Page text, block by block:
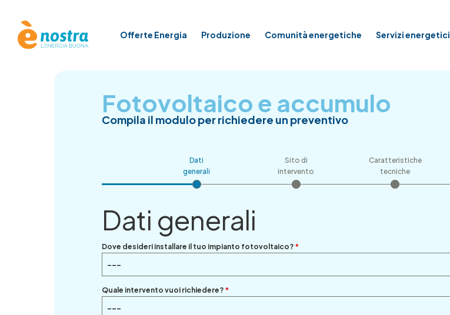
Offerte Energia Produzione Comunità energetiche Servizi energetici
Fotovoltaico e accumulo
Compila il modulo per richiedere un preventivo
Dati
generali
Sito di
intervento
Caratteristiche
tecniche
Dati generali
Dove desideri installare il tuo impianto fotovoltaico? *
---
Quale intervento vuoi richiedere? *
---